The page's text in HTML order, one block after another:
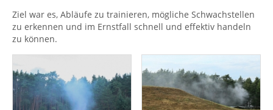
Ziel war es, Abläufe zu trainieren, mögliche Schwachstellen
zu erkennen und im Ernstfall schnell und effektiv handeln
zu können.